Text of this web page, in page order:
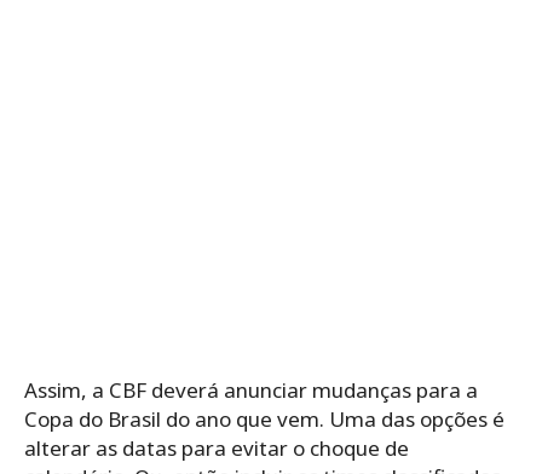
Assim, a CBF deverá anunciar mudanças para a
Copa do Brasil do ano que vem. Uma das opções é
alterar as datas para evitar o choque de